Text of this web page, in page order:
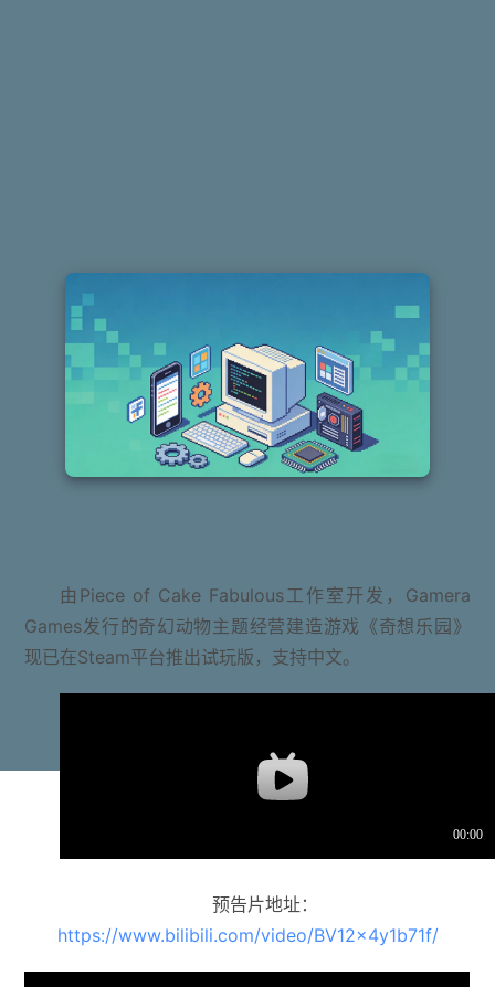
由Piece of Cake Fabulous工作室开发，Gamera
Games发行的奇幻动物主题经营建造游戏《奇想乐园》
现已在Steam平台推出试玩版，支持中文。
预告片地址：
https://www.bilibili.com/video/BV12x4y1b71f/